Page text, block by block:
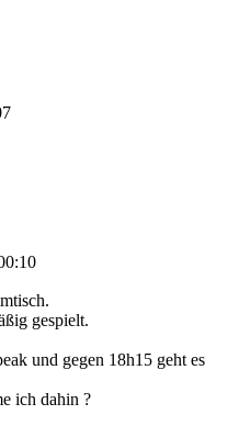
gespielt.
und gegen 18h15 geht es
ich dahin ?